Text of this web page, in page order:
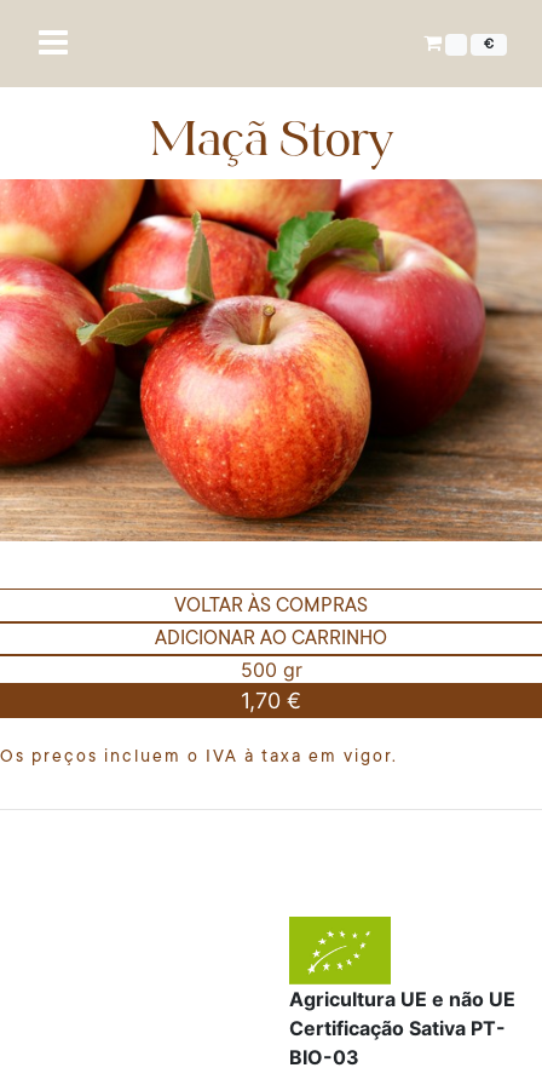
€
Maçã Story
VOLTAR ÀS COMPRAS
ADICIONAR AO CARRINHO
500 gr
1,70 €
Os preços incluem o IVA à taxa em vigor.
Agricultura UE e não UE
Certificação Sativa PT-
BIO-03